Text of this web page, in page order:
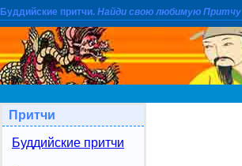
Буддийские притчи. Найди свою любимую Притчу
Притчи
Буддийские притчи